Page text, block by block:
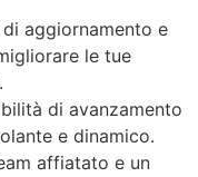
aggiornamento e
le tue
di avanzamento
e dinamico.
affiatato e un